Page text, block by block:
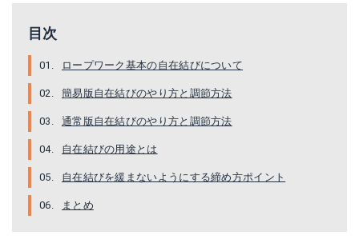
目次
ロープワーク基本の自在結びについて
簡易版自在結びのやり方と調節方法
通常版自在結びのやり方と調節方法
自在結びの用途とは
自在結びを緩まないようにする締め方ポイント
まとめ